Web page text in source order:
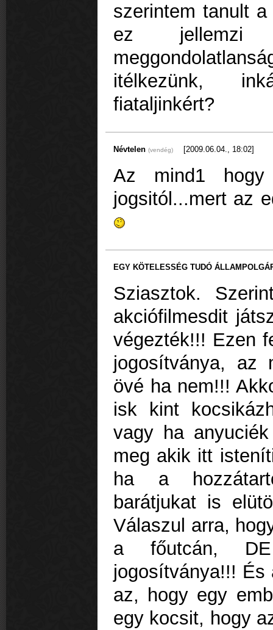
szerintem tanult
ez
itélkezünk,
fiataljinkért?
Névtelen (vendég) [2009.06.04., 18:02]
Az mind1
jogsitól...mert az
EGY KÖTELESSÉG TUDÓ
Sziasztok.
akciófilmesdit
végezték!!! Ezen
jogosítványa, az
övé ha nem!!!
isk kint
vagy ha
meg akik itt
ha a
barátjukat is
Válaszul arra,
a főutcán,
jogosítványa!!! És
az, hogy egy
egy kocsit, hogy